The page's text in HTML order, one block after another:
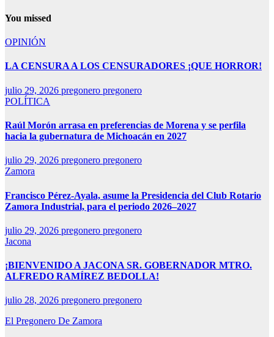
You missed
OPINIÓN
LA CENSURA A LOS CENSURADORES ¡QUE HORROR!
julio 29, 2026 pregonero pregonero
POLÍTICA
Raúl Morón arrasa en preferencias de Morena y se perfila
hacia la gubernatura de Michoacán en 2027
julio 29, 2026 pregonero pregonero
Zamora
Francisco Pérez-Ayala, asume la Presidencia del Club Rotario
Zamora Industrial, para el periodo 2026–2027
julio 29, 2026 pregonero pregonero
Jacona
¡BIENVENIDO A JACONA SR. GOBERNADOR MTRO.
ALFREDO RAMÍREZ BEDOLLA!
julio 28, 2026 pregonero pregonero
El Pregonero De Zamora